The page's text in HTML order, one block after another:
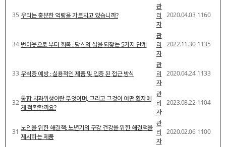
35 우리는 충분한 역량을 가르치고 있습니까?
관
리
자
2020.04.03 1160
34 번아웃으로 부터 회복 : 당신의 삶을 되찾는 5가지 단계
관
리
자
2022.11.30 1135
33 우식증 예방 : 실용적인 제품 및 입증 된 접근 방식
관
리
자
2020.04.24 1133
32 통합 치과위생이란 무엇이며, 그리고 그것이 어떤 환자에
게 적합할까요?
관
리
자
2023.08.22 1104
31 노인을 위한 해결책: 노년기의 구강 건강을 위한 해결책을
제시하는 제품
관
리
자
2020.02.06 1100